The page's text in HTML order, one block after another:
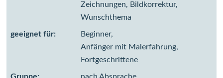
Zeichnungen, Bildkorrektur,
Wunschthema
geeignet für:
Beginner,
Anfänger mit Malerfahrung,
Fortgeschrittene